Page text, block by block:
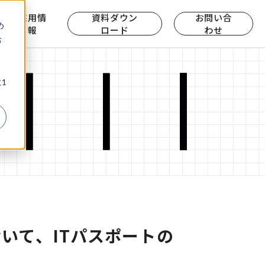
採用情
報
資料ダウン
ロード
お問い合
わせ
て、ITパスポートの